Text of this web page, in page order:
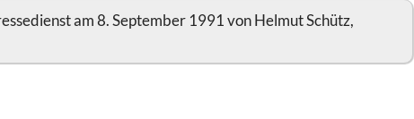
am 8. September 1991 von Helmut Schütz,